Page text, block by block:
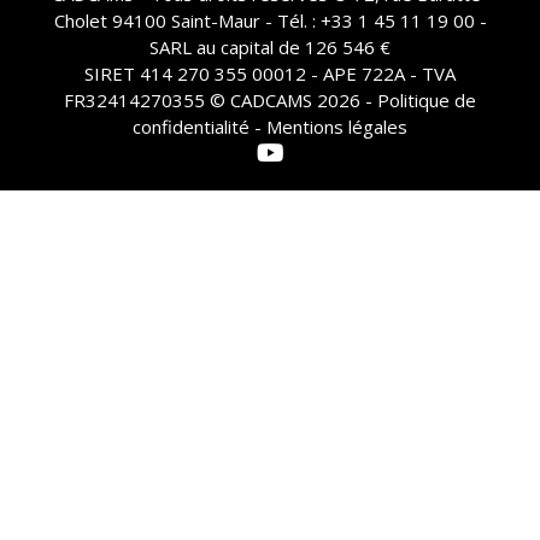
Cholet 94100 Saint-Maur - Tél. : +33 1 45 11 19 00 -
SARL au capital de 126 546 €
SIRET 414 270 355 00012 - APE 722A - TVA
FR32414270355 © CADCAMS 2026 - Politique de
confidentialité - Mentions légales